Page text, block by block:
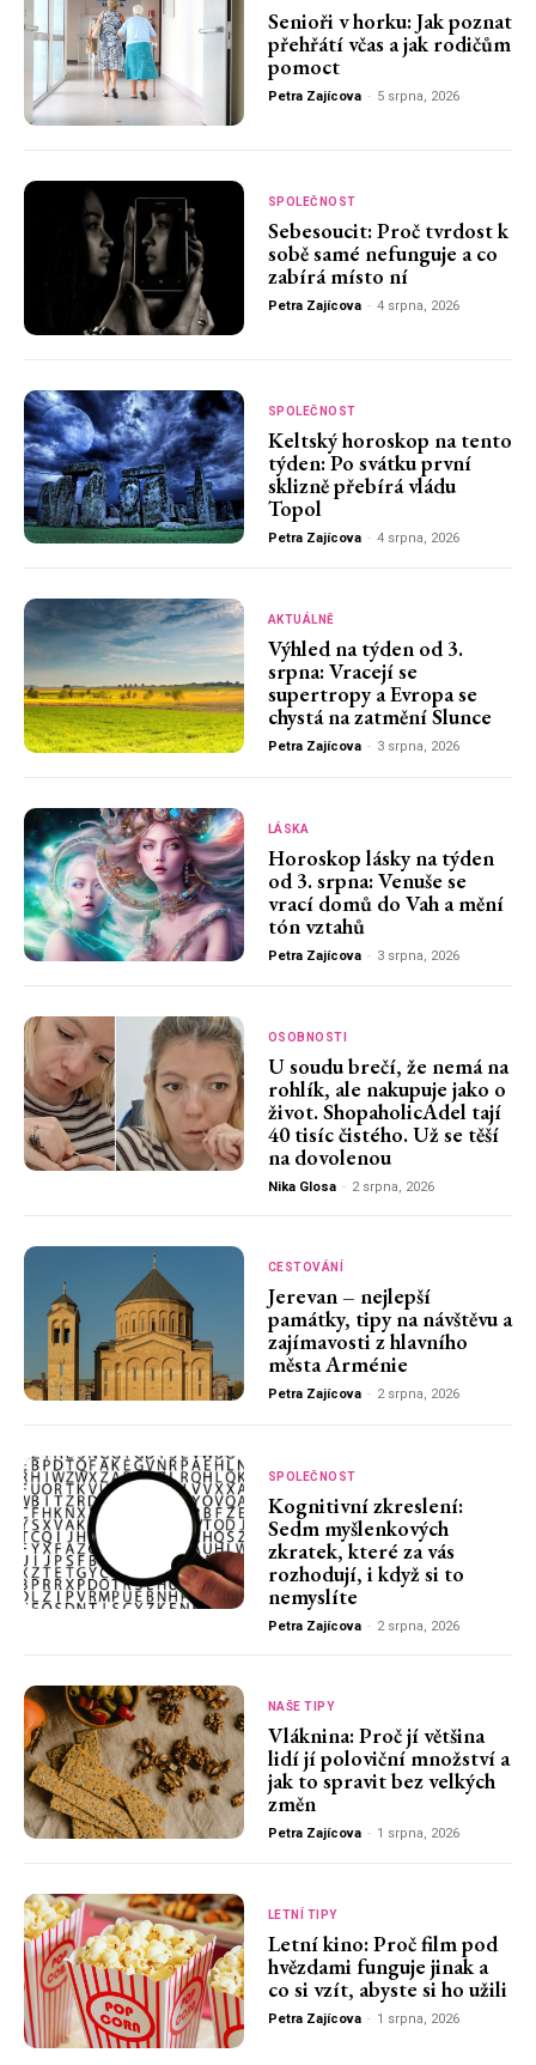
Senioři v horku: Jak poznat
přehřátí včas a jak rodičům
pomoct
Petra Zajícova - 5 srpna, 2026
SPOLEČNOST
Sebesoucit: Proč tvrdost k
sobě samé nefunguje a co
zabírá místo ní
Petra Zajícova - 4 srpna, 2026
SPOLEČNOST
Keltský horoskop na tento
týden: Po svátku první
sklizně přebírá vládu
Topol
Petra Zajícova - 4 srpna, 2026
AKTUÁLNĚ
Výhled na týden od 3.
srpna: Vracejí se
supertropy a Evropa se
chystá na zatmění Slunce
Petra Zajícova - 3 srpna, 2026
LÁSKA
Horoskop lásky na týden
od 3. srpna: Venuše se
vrací domů do Vah a mění
tón vztahů
Petra Zajícova - 3 srpna, 2026
OSOBNOSTI
U soudu brečí, že nemá na
rohlík, ale nakupuje jako o
život. ShopaholicAdel tají
40 tisíc čistého. Už se těší
na dovolenou
Nika Glosa - 2 srpna, 2026
CESTOVÁNÍ
Jerevan – nejlepší
památky, tipy na návštěvu a
zajímavosti z hlavního
města Arménie
Petra Zajícova - 2 srpna, 2026
SPOLEČNOST
Kognitivní zkreslení:
Sedm myšlenkových
zkratek, které za vás
rozhodují, i když si to
nemyslíte
Petra Zajícova - 2 srpna, 2026
NAŠE TIPY
Vláknina: Proč jí většina
lidí jí poloviční množství a
jak to spravit bez velkých
změn
Petra Zajícova - 1 srpna, 2026
LETNÍ TIPY
Letní kino: Proč film pod
hvězdami funguje jinak a
co si vzít, abyste si ho užili
Petra Zajícova - 1 srpna, 2026